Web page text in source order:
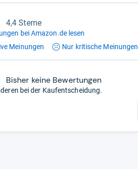
4,4 Sterne
bei Amazon.de lesen
Meinungen Nur kritische Meinungen
Bisher keine Bewertungen
bei der Kaufentscheidung.